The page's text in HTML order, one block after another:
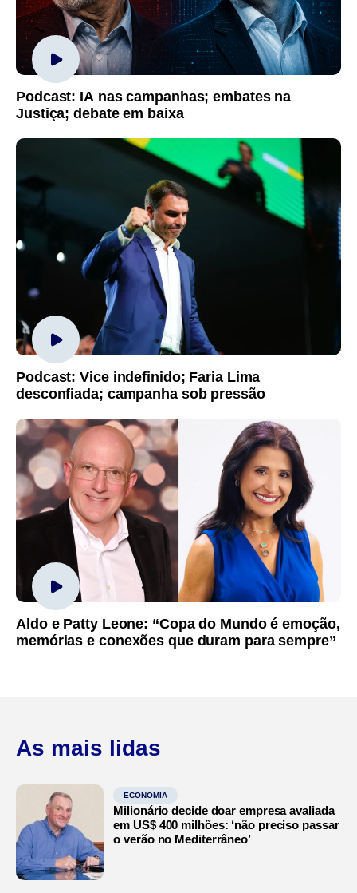
Podcast: IA nas campanhas; embates na
Justiça; debate em baixa
Podcast: Vice indefinido; Faria Lima
desconfiada; campanha sob pressão
Aldo e Patty Leone: “Copa do Mundo é emoção,
memórias e conexões que duram para sempre”
As mais lidas
ECONOMIA
Milionário decide doar empresa avaliada
em US$ 400 milhões: ‘não preciso passar
o verão no Mediterrâneo’